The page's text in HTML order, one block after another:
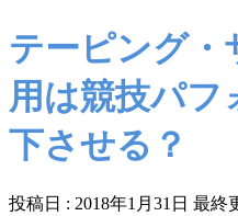
テーピング・
用は競技パフ
下させる？
投稿日 : 2018年1月31日 最終